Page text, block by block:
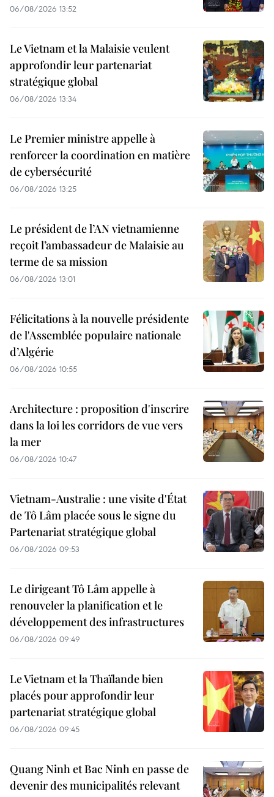
06/08/2026 13:52
Le Vietnam et la Malaisie veulent
approfondir leur partenariat
stratégique global
06/08/2026 13:34
Le Premier ministre appelle à
renforcer la coordination en matière
de cybersécurité
06/08/2026 13:25
Le président de l’AN vietnamienne
reçoit l’ambassadeur de Malaisie au
terme de sa mission
06/08/2026 13:01
Félicitations à la nouvelle présidente
de l'Assemblée populaire nationale
d’Algérie
06/08/2026 10:55
Architecture : proposition d'inscrire
dans la loi les corridors de vue vers
la mer
06/08/2026 10:47
Vietnam-Australie : une visite d'État
de Tô Lâm placée sous le signe du
Partenariat stratégique global
06/08/2026 09:53
Le dirigeant Tô Lâm appelle à
renouveler la planification et le
développement des infrastructures
06/08/2026 09:49
Le Vietnam et la Thaïlande bien
placés pour approfondir leur
partenariat stratégique global
06/08/2026 09:45
Quang Ninh et Bac Ninh en passe de
devenir des municipalités relevant